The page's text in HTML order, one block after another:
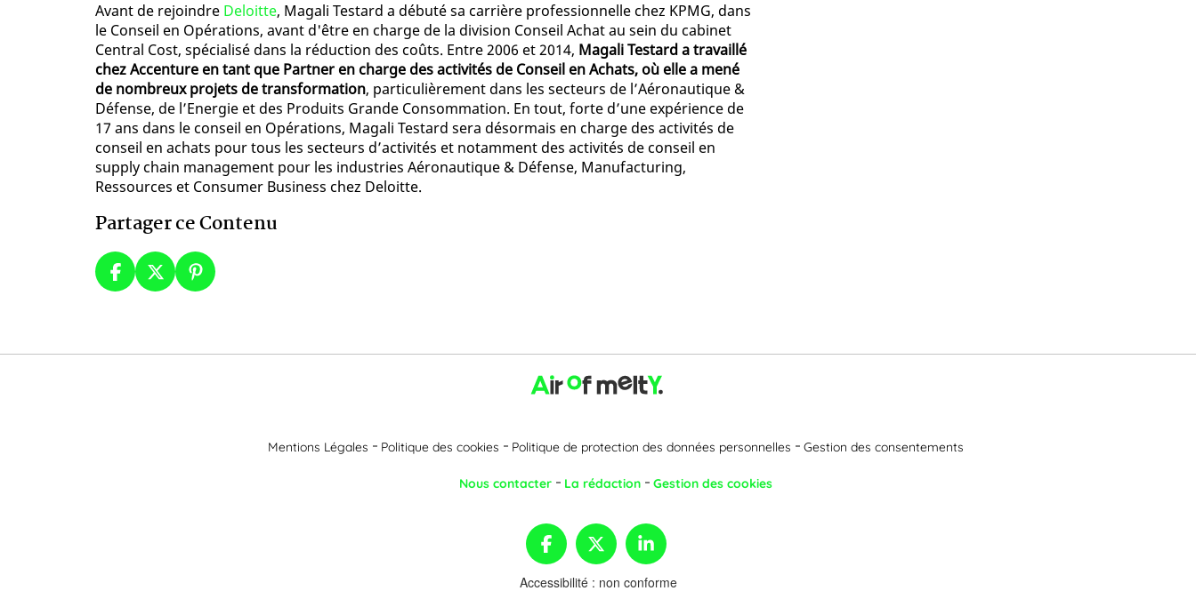
Avant de rejoindre Deloitte, Magali Testard a débuté sa carrière professionnelle chez KPMG, dans
le Conseil en Opérations, avant d'être en charge de la division Conseil Achat au sein du cabinet
Central Cost, spécialisé dans la réduction des coûts. Entre 2006 et 2014, Magali Testard a travaillé
chez Accenture en tant que Partner en charge des activités de Conseil en Achats, où elle a mené
de nombreux projets de transformation, particulièrement dans les secteurs de l’Aéronautique &
Défense, de l’Energie et des Produits Grande Consommation. En tout, forte d’une expérience de
17 ans dans le conseil en Opérations, Magali Testard sera désormais en charge des activités de
conseil en achats pour tous les secteurs d’activités et notamment des activités de conseil en
supply chain management pour les industries Aéronautique & Défense, Manufacturing,
Ressources et Consumer Business chez Deloitte.
Partager ce Contenu
Mentions Légales Politique des cookies Politique de protection des données personnelles Gestion des consentements
Nous contacter La rédaction Gestion des cookies
Accessibilité : non conforme